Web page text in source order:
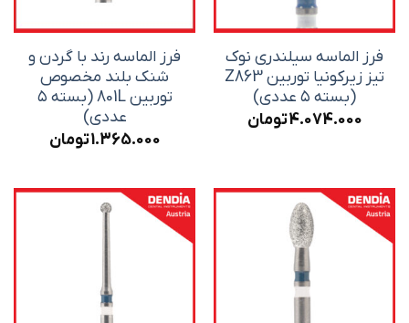
فرز الماسه سیلندری نوک
تیز زیرکونیا توربین Z863
(بسته ۵ عددی)
4.074.000تومان
فرز الماسه رند با گردن و
شنک بلند مخصوص
توربین 801L (بسته ۵
عددی)
1.365.000تومان